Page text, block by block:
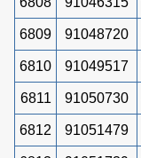
6809 91048720
6810 91049517
6811 91050730
6812 91051479